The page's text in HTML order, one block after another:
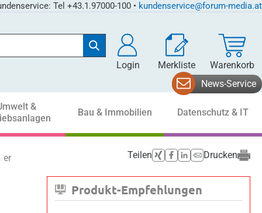
Tel +43.1.97000-100 • kundenservice@forum-media.at
Login Merkliste
Warenkorb
News-Service
&
Bau & Immobilien Datenschutz & IT
Ebene Teilen Drucken
Produkt-Empfehlungen